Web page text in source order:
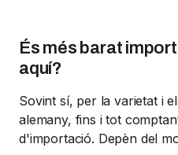
És més barat
aquí?
Sovint sí, per la varietat i
alemany, fins i tot
d'importació. Depèn del